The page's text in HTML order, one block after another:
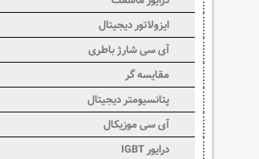
ایزولاتور دیجیتال
آی سی شارژ باطری
مقایسه گر
پتانسیومتر دیجیتال
آی سی موزیکال
درایور IGBT